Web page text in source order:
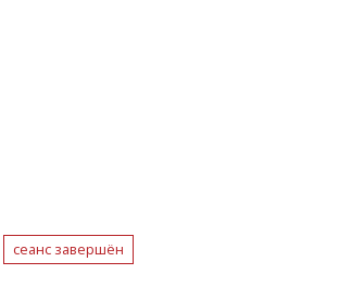
сеанс завершён